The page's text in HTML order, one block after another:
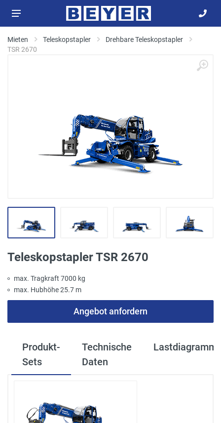
Mieten Teleskopstapler
Drehbare Teleskopstapler
TSR 2670
Teleskopstapler TSR 2670
max. Tragkraft 7000 kg
max. Hubhöhe 25.7 m
Angebot anfordern
Produkt-
Sets
Technische
Daten